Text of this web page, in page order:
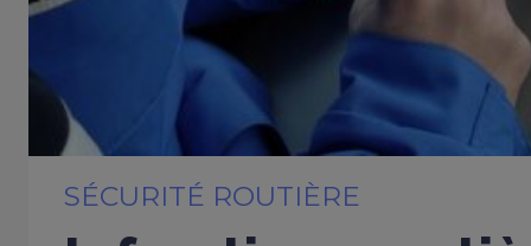
SÉCURITÉ ROUTIÈRE